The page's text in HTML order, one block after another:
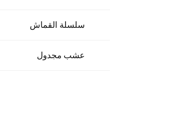
سلسلة القماش
عشب مجدول